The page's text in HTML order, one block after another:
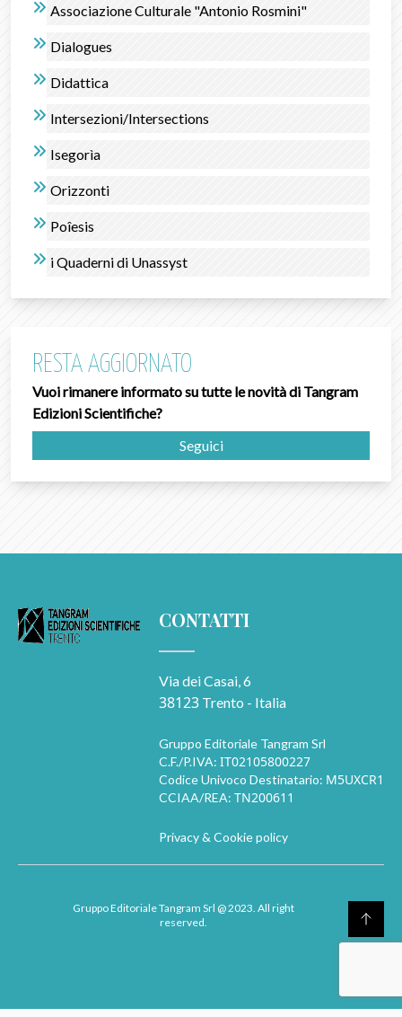
Associazione Culturale "Antonio Rosmini"
Dialogues
Didattica
Intersezioni/Intersections
Isegorìa
Orizzonti
Poîesis
i Quaderni di Unassyst
RESTA AGGIORNATO
Vuoi rimanere informato su tutte le novità di Tangram
Edizioni Scientifiche?
Seguici
CONTATTI
Via dei Casai, 6
38123 Trento - Italia
Gruppo Editoriale Tangram Srl
C.F./P.IVA: IT02105800227
Codice Univoco Destinatario: M5UXCR1
CCIAA/REA: TN200611
Privacy & Cookie policy
Gruppo Editoriale Tangram Srl @ 2023. All right
reserved.